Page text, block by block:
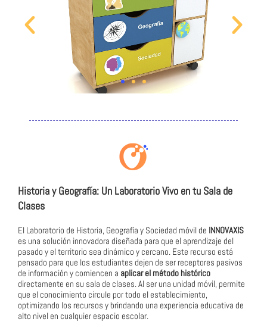
Historia y Geografía: Un Laboratorio Vivo en tu Sala de
Clases
El Laboratorio de Historia, Geografía y Sociedad móvil de INNOVAXIS
es una solución innovadora diseñada para que el aprendizaje del
pasado y el territorio sea dinámico y cercano. Este recurso está
pensado para que los estudiantes dejen de ser receptores pasivos
de información y comiencen a aplicar el método histórico
directamente en su sala de clases. Al ser una unidad móvil, permite
que el conocimiento circule por todo el establecimiento,
optimizando los recursos y brindando una experiencia educativa de
alto nivel en cualquier espacio escolar.